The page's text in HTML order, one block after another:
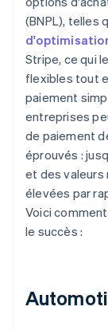
(BNPL), telles
Stripe, ce qui
flexibles tout
paiement
entreprises
de paiement
éprouvés :
et des valeurs
élevées par
Voici
le succès :